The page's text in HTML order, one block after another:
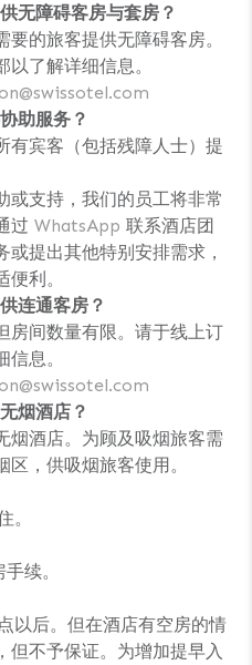
无障碍客房与套房？
的旅客提供无障碍客房。
了解详细信息。
助服务？
有宾客（包括残障人士）提
或支持，我们的员工将非常
过WhatsApp 联系酒店团
提出其他特别安排需求，
利。
连通客房？
房间数量有限。请于线上订
息。
烟酒店？
烟酒店。为顾及吸烟旅客需
，供吸烟旅客使用。
。
续。
以后。但在酒店有空房的情
但不予保证。为增加提早入